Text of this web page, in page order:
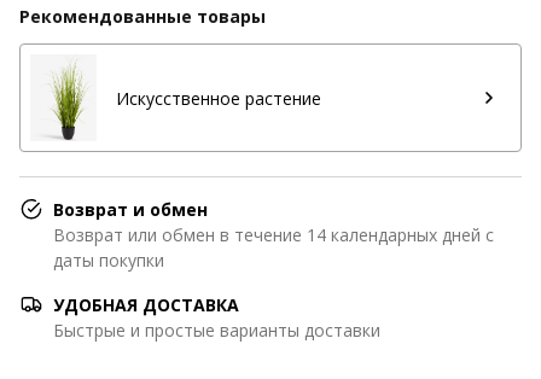
Рекомендованные товары
Искусственное растение
Возврат и обмен
Возврат или обмен в течение 14 календарных дней с
даты покупки
УДОБНАЯ ДОСТАВКА
Быстрые и простые варианты доставки